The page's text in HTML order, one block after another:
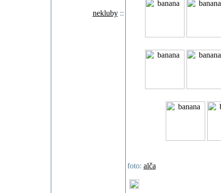
nekluby::
foto: alča